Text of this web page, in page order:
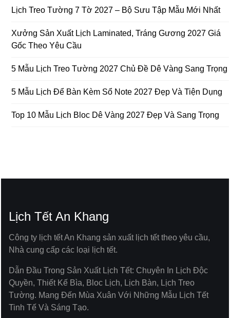
Lịch Treo Tường 7 Tờ 2027 – Bộ Sưu Tập Mẫu Mới Nhất
Xưởng Sản Xuất Lịch Laminated, Tráng Gương 2027 Giá
Gốc Theo Yêu Cầu
5 Mẫu Lịch Treo Tường 2027 Chủ Đề Dê Vàng Sang Trọng
5 Mẫu Lịch Để Bàn Kèm Sổ Note 2027 Đẹp Và Tiện Dụng
Top 10 Mẫu Lịch Bloc Dê Vàng 2027 Đẹp Và Sang Trọng
Lịch Tết An Khang
Công ty lịch tết An Khang sản xuất lịch tết theo yêu cầu,
Nhà cung cấp các loại lịch tết.
Dẫn Đầu Trong Sản Xuất Lịch Tết: Chuyên In Lịch Độc
Quyền, Thiết Kế Bìa, Bloc Lịch, Lịch Bàn, Lịch Treo
Tường. Mang Đến Mùa Xuân Với Những Mẫu Lịch Tết
Tinh Tế Và Sáng Tạo.